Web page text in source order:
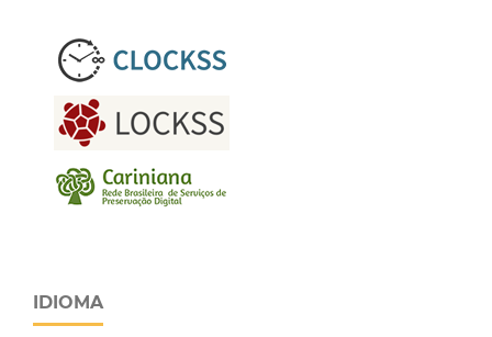
IDIOMA